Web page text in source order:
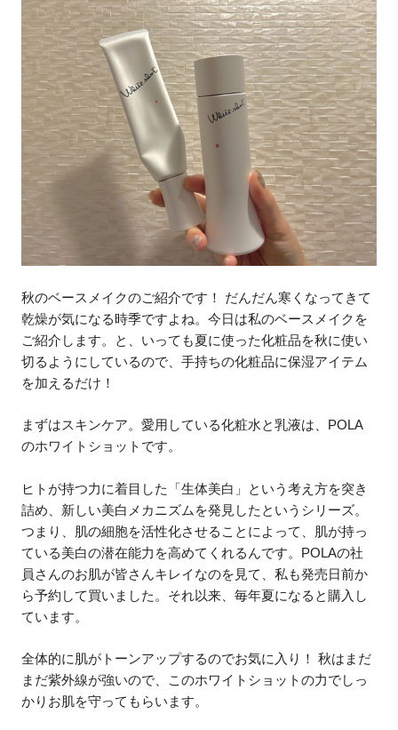
秋のベースメイクのご紹介です！ だんだん寒くなってきて
乾燥が気になる時季ですよね。今日は私のベースメイクを
ご紹介します。と、いっても夏に使った化粧品を秋に使い
切るようにしているので、手持ちの化粧品に保湿アイテム
を加えるだけ！
まずはスキンケア。愛用している化粧水と乳液は、POLA
のホワイトショットです。
ヒトが持つ力に着目した「生体美白」という考え方を突き
詰め、新しい美白メカニズムを発見したというシリーズ。
つまり、肌の細胞を活性化させることによって、肌が持っ
ている美白の潜在能力を高めてくれるんです。POLAの社
員さんのお肌が皆さんキレイなのを見て、私も発売日前か
ら予約して買いました。それ以来、毎年夏になると購入し
ています。
全体的に肌がトーンアップするのでお気に入り！ 秋はまだ
まだ紫外線が強いので、このホワイトショットの力でしっ
かりお肌を守ってもらいます。